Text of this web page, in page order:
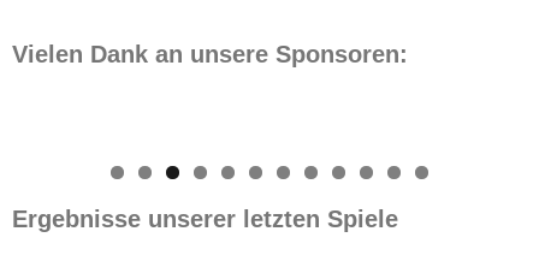
Vielen Dank an unsere Sponsoren:
0 1 2
Ergebnisse unserer letzten Spiele